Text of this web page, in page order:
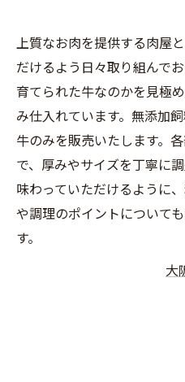
上質なお肉を提供する肉屋
だけるよう日々取り組んで
育てられた牛なのかを見極
み仕入れています。無添加
牛のみを販売いたします。
で、厚みやサイズを丁寧に
味わっていただけるように
や調理のポイントについて
す。
大